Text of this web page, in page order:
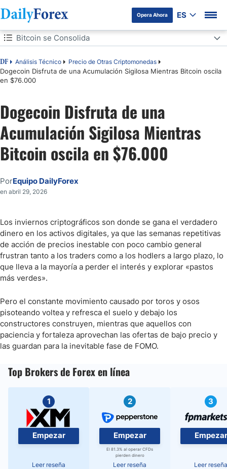
Opera Ahora ES
Tabla de contenidos
DF Análisis Técnico Precio de Otras Criptomonedas
Dogecoin Disfruta de una Acumulación Sigilosa Mientras Bitcoin oscila
en $76.000
Bitcoin se Consolida
Bitcoin se Consolida
Dogecoin Insinúa una Acumulación Sigilosa
Conclusión
Dogecoin Disfruta de una
Acumulación Sigilosa Mientras
Bitcoin oscila en $76.000
PorEquipo DailyForex
en abril 29, 2026
Los inviernos criptográficos son donde se gana el verdadero
dinero en los activos digitales, ya que las semanas repetitivas
de acción de precios inestable con poco cambio general
frustran tanto a los traders como a los hodlers a largo plazo, lo
que lleva a la mayoría a perder el interés y explorar «pastos
más verdes».
Pero el constante movimiento causado por toros y osos
pisoteando voltea y refresca el suelo y debajo los
constructores construyen, mientras que aquellos con
paciencia y fortaleza aprovechan las ofertas de bajo precio y
las guardan para la inevitable fase de FOMO.
Top Brokers de Forex en línea
1
Empezar
Leer reseña
2
Empezar
El 81.3% al operar CFDs
pierden dinero
Leer reseña
3
Empezar
Leer reseña